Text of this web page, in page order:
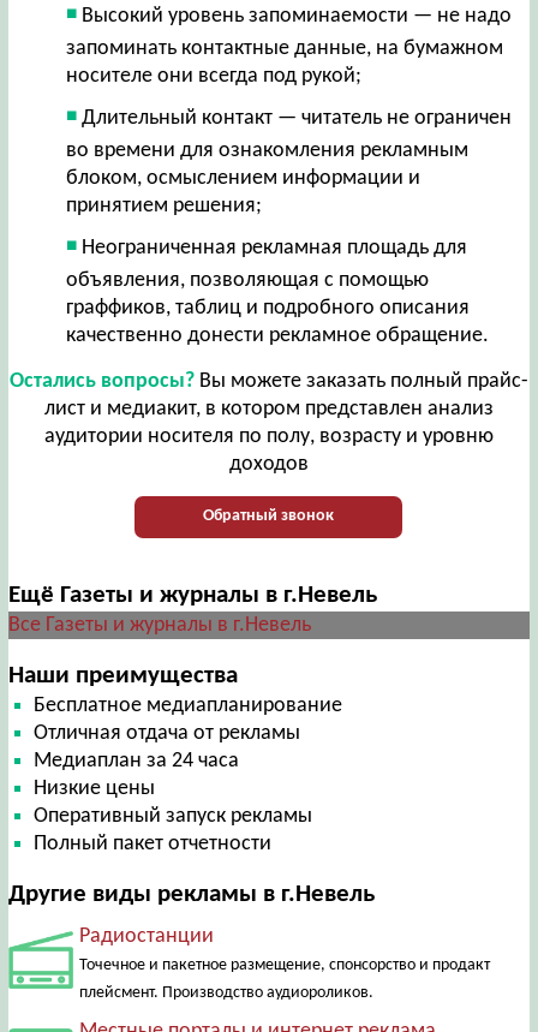
Высокий уровень запоминаемости — не надо
запоминать контактные данные, на бумажном
носителе они всегда под рукой;
Длительный контакт — читатель не ограничен
во времени для ознакомления рекламным
блоком, осмыслением информации и
принятием решения;
Неограниченная рекламная площадь для
объявления, позволяющая с помощью
граффиков, таблиц и подробного описания
качественно донести рекламное обращение.
Остались вопросы?Вы можете заказать полный прайс-
лист и медиакит, в котором представлен анализ
аудитории носителя по полу, возрасту и уровню
доходов
Обратный звонок
Ещё Газеты и журналы в г.Невель
Все Газеты и журналы в г.Невель
Наши преимущества
Бесплатное медиапланирование
Отличная отдача от рекламы
Медиаплан за 24 часа
Низкие цены
Оперативный запуск рекламы
Полный пакет отчетности
Другие виды рекламы в г.Невель
Радиостанции
Точечное и пакетное размещение, спонсорство и продакт
плейсмент. Производство аудиороликов.